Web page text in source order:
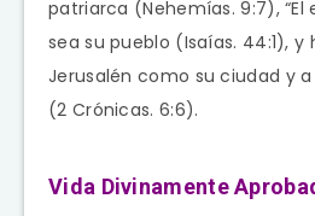
patriarca (Nehemías. 9:7), “El
sea su pueblo (Isaías. 44:1), y
Jerusalén como su ciudad y
(2 Crónicas. 6:6).
Vida Divinamente